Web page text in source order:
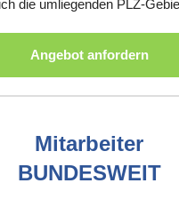
die umliegenden PLZ-
Angebot anfordern
Mitarbeiter
BUNDESWEIT